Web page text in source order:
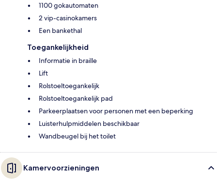
1100 gokautomaten
2 vip-casinokamers
Een bankethal
Toegankelijkheid
Informatie in braille
Lift
Rolstoeltoegankelijk
Rolstoeltoegankelijk pad
Parkeerplaatsen voor personen met een beperking
Luisterhulpmiddelen beschikbaar
Wandbeugel bij het toilet
Kamervoorzieningen